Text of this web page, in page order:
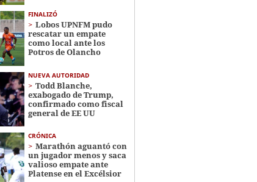
FINALIZÓ
Lobos UPNFM pudo
rescatar un empate
como local ante los
Potros de Olancho
NUEVA AUTORIDAD
Todd Blanche,
exabogado de Trump,
confirmado como fiscal
general de EE UU
CRÓNICA
Marathón aguantó con
un jugador menos y saca
valioso empate ante
Platense en el Excélsior